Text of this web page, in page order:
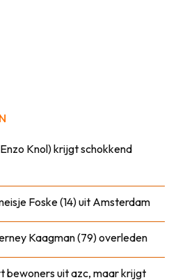
Knol) krijgt schokkend
Foske (14) uit Amsterdam
Kaagman (79) overleden
bewoners uit azc, maar krijgt